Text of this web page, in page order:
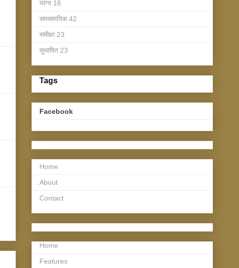
व्यंग्य 16
समसामयिक42
समीक्षा 23
सुभाषित 23
Tags
Facebook
Home
About
Contact
Home
Features